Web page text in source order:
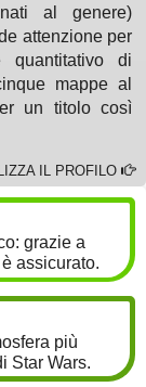
al genere)
attenzione per
quantitativo di
mappe al
un titolo così
IL PROFILO
grazie a
assicurato.
più
Star Wars.